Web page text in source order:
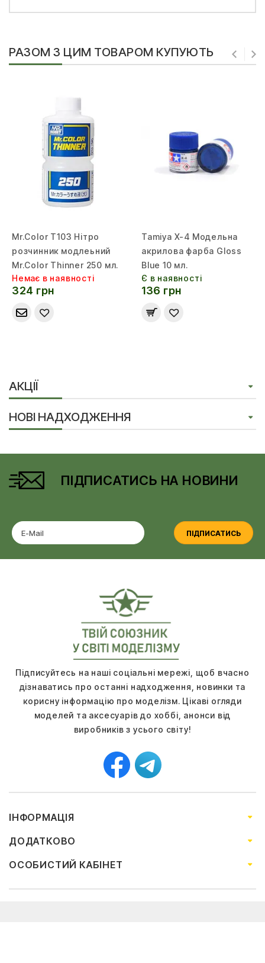
РАЗОМ З ЦИМ ТОВАРОМ КУПУЮТЬ
Mr.Color T103 Нітро
розчинник модлеьний
Mr.Color Thinner 250 мл.
Немає в наявності
324 грн
Tamiya X-4 Модельна
акрилова фарба Gloss
Blue 10 мл.
Є в наявності
136 грн
АКЦІЇ
НОВІ НАДХОДЖЕННЯ
ПІДПИСАТИСЬ НА НОВИНИ
ПІДПИСАТИСЬ
Підписуйтесь на наші соціальні мережі, щоб вчасно
дізнаватись про останні надходження, новинки та
корисну інформацію про моделізм. Цікаві огляди
моделей та аксесуарів до хоббі, анонси від
виробників з усього світу!
ІНФОРМАЦІЯ
ДОДАТКОВО
ОСОБИСТИЙ КАБІНЕТ